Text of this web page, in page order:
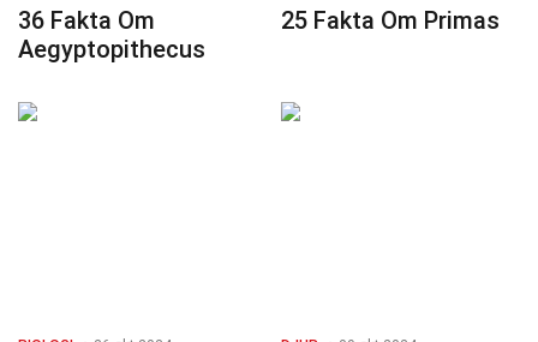
36 Fakta Om
Aegyptopithecus
25 Fakta Om Primas